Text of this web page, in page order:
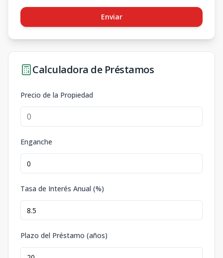
Enviar
Calculadora de Préstamos
Precio de la Propiedad
Enganche
Tasa de Interés Anual (%)
Plazo del Préstamo (años)